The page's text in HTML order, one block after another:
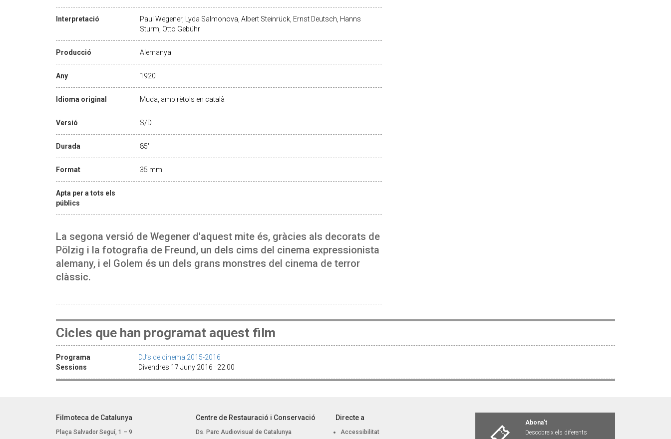
Interpretació
Paul Wegener, Lyda Salmonova, Albert Steinrück, Ernst Deutsch, Hanns
Sturm, Otto Gebühr
Producció Alemanya
Any 1920
Idioma original Muda, amb rètols en català
Versió S/D
Durada 85'
Format 35 mm
Apta per a tots els
públics
La segona versió de Wegener d'aquest mite és, gràcies als decorats de
Pölzig i la fotografia de Freund, un dels cims del cinema expressionista
alemany, i el Golem és un dels grans monstres del cinema de terror
clàssic.
Cicles que han programat aquest film
Programa
DJ’s de cinema 2015-2016
Sessions
Divendres 17 Juny 2016 · 22:00
Filmoteca de Catalunya
Plaça Salvador Seguí, 1 – 9
Centre de Restauració i Conservació
Ds. Parc Audiovisual de Catalunya
Directe a
Accessibilitat
Abona't
Descobreix els diferents